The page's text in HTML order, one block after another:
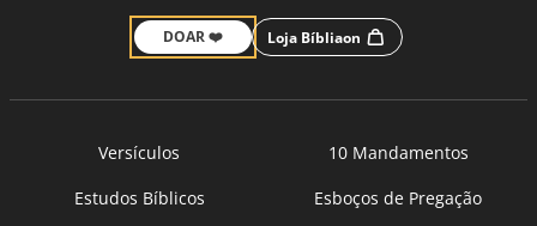
DOAR ❤️ Loja Bíbliaon
Versículos
10 Mandamentos
Estudos Bíblicos
Esboços de Pregação